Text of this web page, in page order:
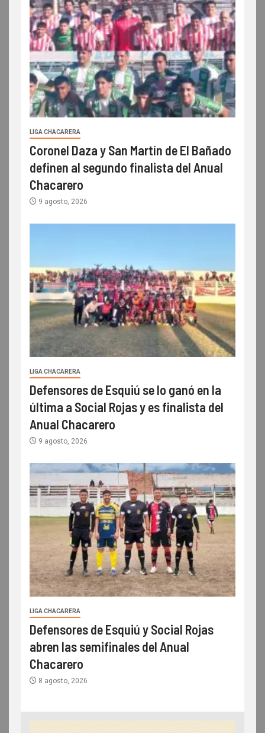
LIGA CHACARERA
Coronel Daza y San Martín de El Bañado
definen al segundo finalista del Anual
Chacarero
9 agosto, 2026
LIGA CHACARERA
Defensores de Esquiú se lo ganó en la
última a Social Rojas y es finalista del
Anual Chacarero
9 agosto, 2026
LIGA CHACARERA
Defensores de Esquiú y Social Rojas
abren las semifinales del Anual
Chacarero
8 agosto, 2026